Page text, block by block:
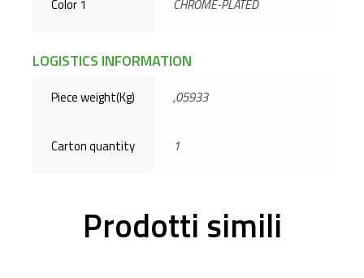
Color 1 CHROME-PLATED
LOGISTICS INFORMATION
Piece weight(Kg) ,05933
Carton quantity 1
Prodotti simili